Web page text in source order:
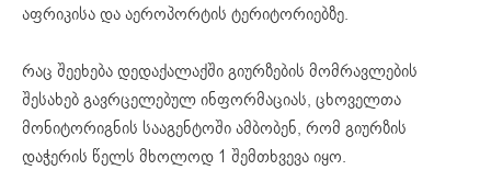
აფრიკისა და აეროპორტის ტერიტორიებზე.
რაც შეეხება დედაქალაქში გიურზების მომრავლების
შესახებ გავრცელებულ ინფორმაციას, ცხოველთა
მონიტორიგნის სააგენტოში ამბობენ, რომ გიურზის
დაჭერის წელს მხოლოდ 1 შემთხვევა იყო.